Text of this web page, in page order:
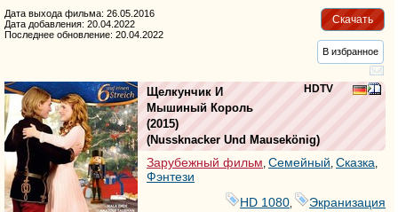
Скачать
Дата выхода фильма: 26.05.2016
Дата добавления: 20.04.2022
Последнее обновление: 20.04.2022
В избранное
HDTV
Щелкунчик И
Мышиный Король
(2015)
(Nussknacker Und Mausekönig)
Зарубежный фильм, Семейный, Сказка,
Фэнтези
HD 1080
Экранизация